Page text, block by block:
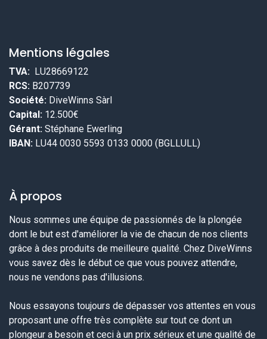
Mentions légales
TVA: LU28669122
RCS: B207739
Société: DiveWinns Sàrl
Capital: 12.500€
Gérant: Stéphane Ewerling
IBAN: LU44 0030 5593 0133 0000 (BGLLULL)
À propos
Nous sommes une équipe de passionnés de la plongée
dont le but est d'améliorer la vie de chacun de nos clients
grâce à des produits de meilleure qualité. Chez DiveWinns
vous savez dès le début ce que vous pouvez attendre,
nous ne vendons pas d'illusions.
Nous essayons toujours de dépasser vos attentes en vous
proposant une offre très complète sur tout ce dont un
plongeur a besoin et ceci à un prix sérieux et une qualité de